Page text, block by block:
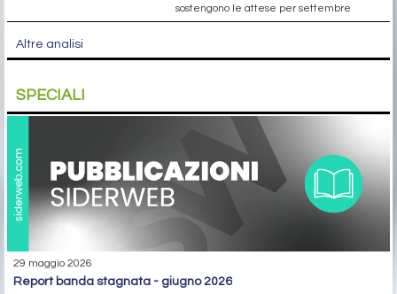
sostengono le attese per settembre
Altre analisi
SPECIALI
29 maggio 2026
report banda stagnata - giugno 2026